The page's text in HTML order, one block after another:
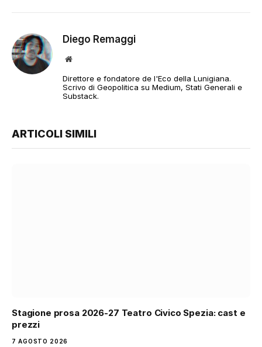
Diego Remaggi
Sito
Direttore e fondatore de l'Eco della Lunigiana.
Scrivo di Geopolitica su Medium, Stati Generali e
Substack.
ARTICOLI SIMILI
Stagione prosa 2026-27 Teatro Civico Spezia: cast e
prezzi
7 AGOSTO 2026